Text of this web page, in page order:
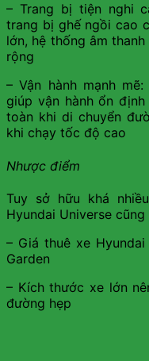
– Trang bị tiện nghi
trang bị ghế ngồi cao
lớn, hệ thống âm
rộng
– Vận hành mạnh
giúp vận hành ổn
toàn khi di chuyển
khi chạy tốc độ cao
Nhược điểm
Tuy sở hữu khá
Hyundai Universe
– Giá thuê xe
Garden
– Kích thước xe lớn
đường hẹp